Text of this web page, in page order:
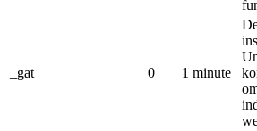
_gat 0 1 minute